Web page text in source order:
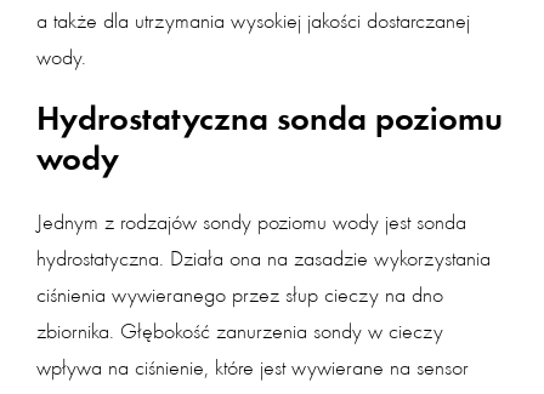
a także dla utrzymania wysokiej jakości dostarczanej
wody.
Hydrostatyczna sonda poziomu
wody
Jednym z rodzajów sondy poziomu wody jest sonda
hydrostatyczna. Działa ona na zasadzie wykorzystania
ciśnienia wywieranego przez słup cieczy na dno
zbiornika. Głębokość zanurzenia sondy w cieczy
wpływa na ciśnienie, które jest wywierane na sensor